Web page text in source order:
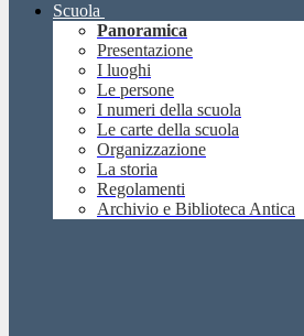
Scuola
Panoramica
Presentazione
I luoghi
Le persone
I numeri della scuola
Le carte della scuola
Organizzazione
La storia
Regolamenti
Archivio e Biblioteca Antica